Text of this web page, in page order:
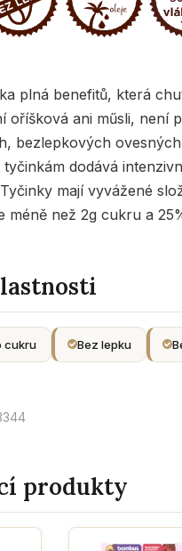
plná benefitů, která
oříšková ani műsli, není
bezlepkových
dodává
mají vyvážené
méně než 2g cukru a
cukru Bez lepku
produkty